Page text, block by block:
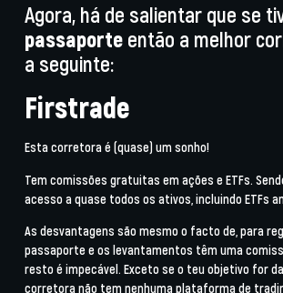
Agora, há de salientar que se
passaporteentão a melhor
a seguinte:
Firstrade
Esta corretora é (quase) um sonho!
Tem comissões gratuitas em ações e ETFs.
acesso a quase todos os ativos, incluindo ETFs
As desvantagens são mesmo o facto de, para
passaporte e os levantamentos têm uma
resto é impecável. Exceto se o teu objetivo for
corretora não tem nenhuma plataforma de